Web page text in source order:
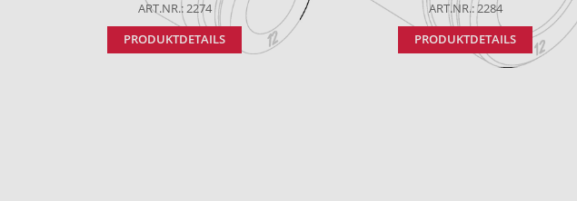
ART.NR.: 2274
PRODUKTDETAILS
ART.NR.: 2284
PRODUKTDETAILS